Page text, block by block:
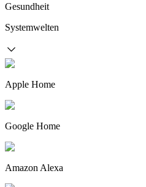
Gesundheit
Systemwelten
Apple Home
Google Home
Amazon Alexa